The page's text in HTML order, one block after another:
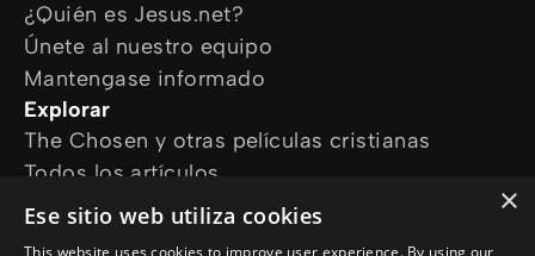
¿Quién es Jesus.net?
Únete al nuestro equipo
Mantengase informado
Explorar
The Chosen y otras películas cristianas
Todos los artículos
Cursos online
×
Ese sitio web utiliza cookies
This website uses cookies to improve user experience. By using our